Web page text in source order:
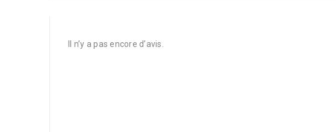
Il n’y a pas encore d’avis.